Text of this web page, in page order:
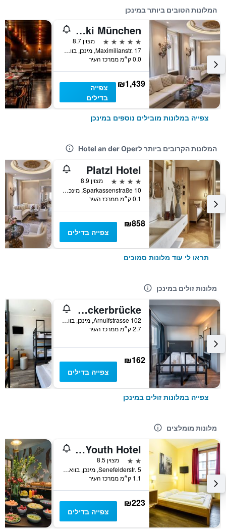
המלונות הטובים ביותר במינכן
Hotel Vier Jahreszeiten Kempinski München
5 כוכבים
מצוין 8.7
Maximilianstr. 17, מינכן, בוואריה, גרמניה
0.0 ק״מ ממרכז העיר
₪1,439
צפייה
בדילים
צפייה במלונות מובילים נוספים במינכן
המלונות הקרובים ביותר לHotel an der Oper
Platzl Hotel
4 כוכבים
מצוין 8.9
Sparkassenstraße 10, מינכן, בוואריה, גרמניה
0.1 ק״מ ממרכז העיר
₪858
צפייה בדילים
תראו לי עוד מלונות סמוכים
מלונות זולים במינכן
a&o München Hackerbrücke
Arnulfstrasse 102, מינכן, בוואריה, גרמניה
2.7 ק״מ ממרכז העיר
₪162
צפייה בדילים
צפייה במלונות זולים במינכן
מלונות מומלצים
Euro Youth Hotel
2 כוכבים
מצוין 8.5
Senefelderstr. 5, מינכן, בוואריה, גרמניה
1.1 ק״מ ממרכז העיר
₪223
צפייה בדילים